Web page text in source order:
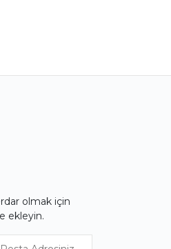
olmak için
ekleyin.